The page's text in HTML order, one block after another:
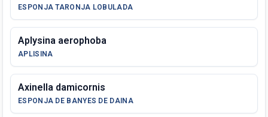
ESPONJA TARONJA LOBULADA
Aplysina aerophoba
APLISINA
Axinella damicornis
ESPONJA DE BANYES DE DAINA